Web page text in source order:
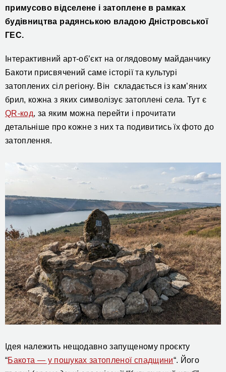
примусово відселене і затоплене в рамках
будівництва радянською владою Дністровської
ГЕС.
Інтерактивний арт-об’єкт на оглядовому майданчику
Бакоти присвячений саме історії та культурі
затоплених сіл регіону. Він складається із кам’яних
брил, кожна з яких символізує затоплені села.Тут є
QR-код, за яким можна перейти і прочитати
детальніше про кожне з них та подивитись їх фото до
затоплення.
Ідея належить нещодавно запущеному проєкту
“Бакота — у пошуках затопленої спадщини“. Його